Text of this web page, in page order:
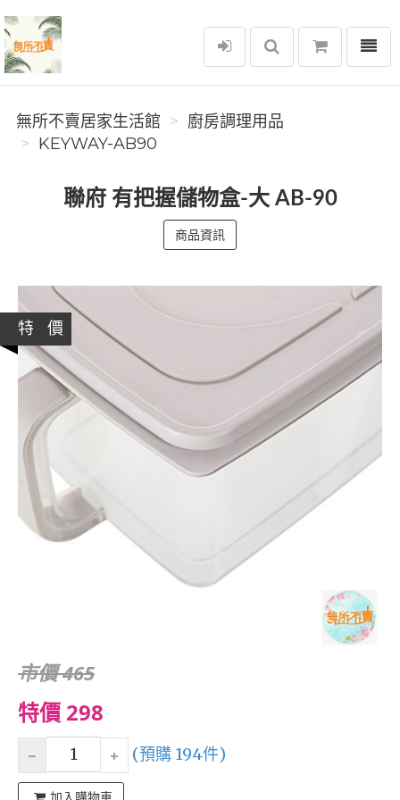
無所不賣居家生活館
選單
無所不賣居家生活館
廚房調理用品
KEYWAY-AB90
聯府 有把握儲物盒-大 AB-90
商品資訊
特 價
市價 465
特價 298
(預購 194件)